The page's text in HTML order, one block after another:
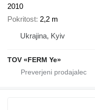
2010
Pokritost 2,2 m
Ukrajina, Kyiv
TOV «FERM Ye»